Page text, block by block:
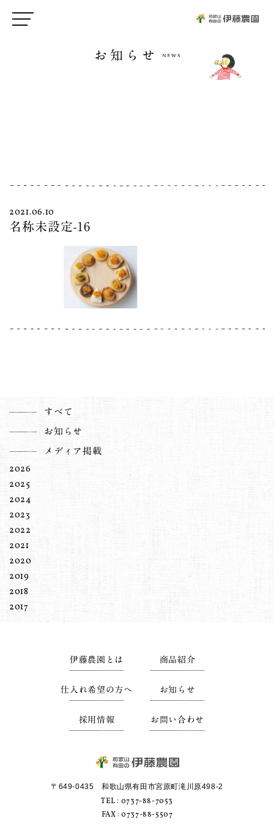
お知らせ
2021.06.10
名称未設定-16
すべて
お知らせ
メディア掲載
2026
2025
2024
2023
2022
2021
2020
2019
2018
2017
伊藤農園とは 商品紹介
仕入れ希望の方へ お知らせ
採用情報 お問い合わせ
〒649-0435 和歌山県有田市宮原町滝川原498-2
TEL : 0737-88-7053
FAX : 0737-88-5507